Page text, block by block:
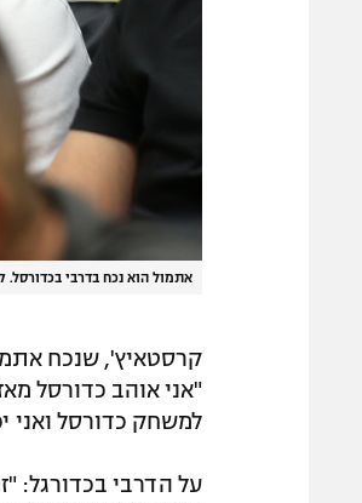
אתמול הוא נכח בדרבי בכדורסל.
קרסטאיץ', שנכח
"אני אוהב כדורסל
למשחק כדורסל ואני
על הדרבי בכדורגל: